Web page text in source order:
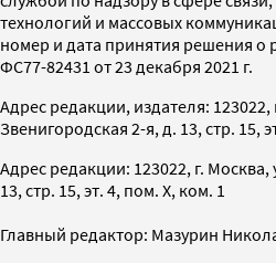
технологий и массовых
номер и дата принятия решения о
ФС77-82431 от 23 декабря 2021 г.
Адрес редакции, издателя: 123022,
Звенигородская 2-я, д. 13, стр. 15,
Адрес редакции: 123022, г.
13, стр. 15, эт. 4, пом. X, ком. 1
Главный редактор: Мазурин